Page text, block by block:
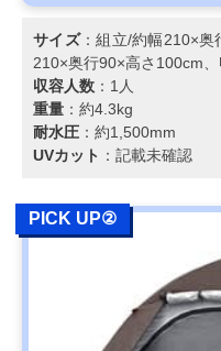
サイズ：組立/約幅210×奥
210×奥行90×高さ100cm
収容人数 ：1人
重量 ：約4.3kg
耐水圧 ：約1,500mm
UVカット ：記載未確認
PICK UP②